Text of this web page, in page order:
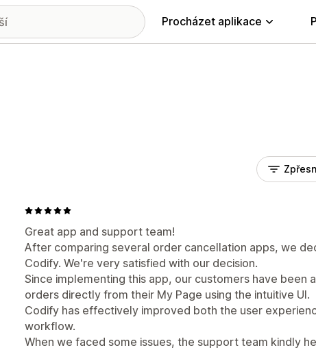
Procházet aplikace
Great app and support team!
After comparing several order cancellation apps, we
Codify. We're very satisfied with our decision.
Since implementing this app, our customers have been
orders directly from their My Page using the intuitive UI.
Codify has effectively improved both the user
workflow.
When we faced some issues, the support team kindly